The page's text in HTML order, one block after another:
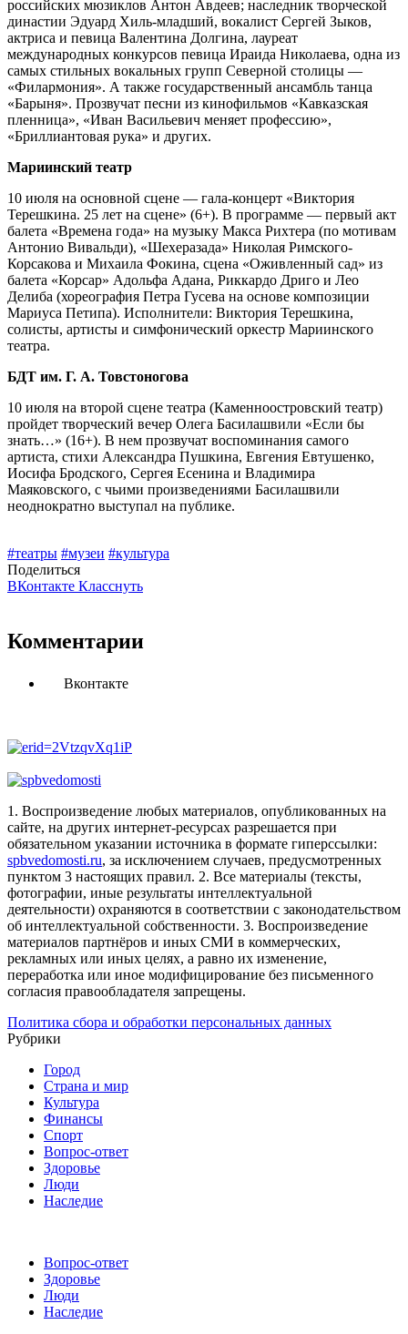
российских мюзиклов Антон Авдеев; наследник творческой
династии Эдуард Хиль‑младший, вокалист Сергей Зыков,
актриса и певица Валентина Долгина, лауреат
международных конкурсов певица Ираида Николаева, одна из
самых стильных вокальных групп Северной столицы —
«Филармония». А также государственный ансамбль танца
«Барыня». Прозвучат песни из кинофильмов «Кавказская
пленница», «Иван Васильевич меняет профессию»,
«Бриллиантовая рука» и других.
Мариинский театр
10 июля на основной сцене — гала-концерт «Виктория
Терешкина. 25 лет на сцене» (6+). В программе — первый акт
балета «Времена года» на музыку Макса Рихтера (по мотивам
Антонио Вивальди), «Шехеразада» Николая Римского-
Корсакова и Михаила Фокина, сцена «Оживленный сад» из
балета «Корсар» Адольфа Адана, Риккардо Дриго и Лео
Делиба (хореография Петра Гусева на основе композиции
Мариуса Петипа). Исполнители: Виктория Терешкина,
солисты, артисты и симфонический оркестр Мариинского
театра.
БДТ им. Г. А. Товстоногова
10 июля на второй сцене театра (Каменноостровский театр)
пройдет творческий вечер Олега Басилашвили «Если бы
знать…» (16+). В нем прозвучат воспоминания самого
артиста, стихи Александра Пушкина, Евгения Евтушенко,
Иосифа Бродского, Сергея Есенина и Владимира
Маяковского, с чьими произведениями Басилашвили
неоднократно выступал на публике.
#театры #музеи #культура
Поделиться
ВКонтакте Класснуть
Комментарии
Вконтакте
1. Воспроизведение любых материалов, опубликованных на
сайте, на других интернет-ресурсах разрешается при
обязательном указании источника в формате гиперссылки:
spbvedomosti.ru, за исключением случаев, предусмотренных
пунктом 3 настоящих правил. 2. Все материалы (тексты,
фотографии, иные результаты интеллектуальной
деятельности) охраняются в соответствии с законодательством
об интеллектуальной собственности. 3. Воспроизведение
материалов партнёров и иных СМИ в коммерческих,
рекламных или иных целях, а равно их изменение,
переработка или иное модифицирование без письменного
согласия правообладателя запрещены.
Политика сбора и обработки персональных данных
Рубрики
Город
Страна и мир
Культура
Финансы
Спорт
Вопрос-ответ
Здоровье
Люди
Наследие
Вопрос-ответ
Здоровье
Люди
Наследие